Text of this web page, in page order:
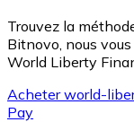
Trouvez la
Bitnovo, nous
World Liberty
Acheter world-
Pay